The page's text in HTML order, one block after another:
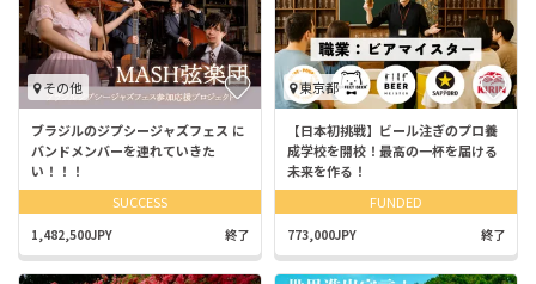
その他
ブラジルのジプシージャズフェス に
バンドメンバーを連れていきた
い！！！
SUCCESS
1,482,500JPY 終了
東京都
【日本初挑戦】ビール注ぎのプロ養
成学校を開校！最高の一杯を届ける
未来を作る！
FUNDED
773,000JPY 終了